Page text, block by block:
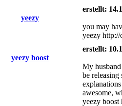
yeezy
erstellt:
you may
yeezy
yeezy boost
erstellt:
My
be
awesome,
yeezy boost